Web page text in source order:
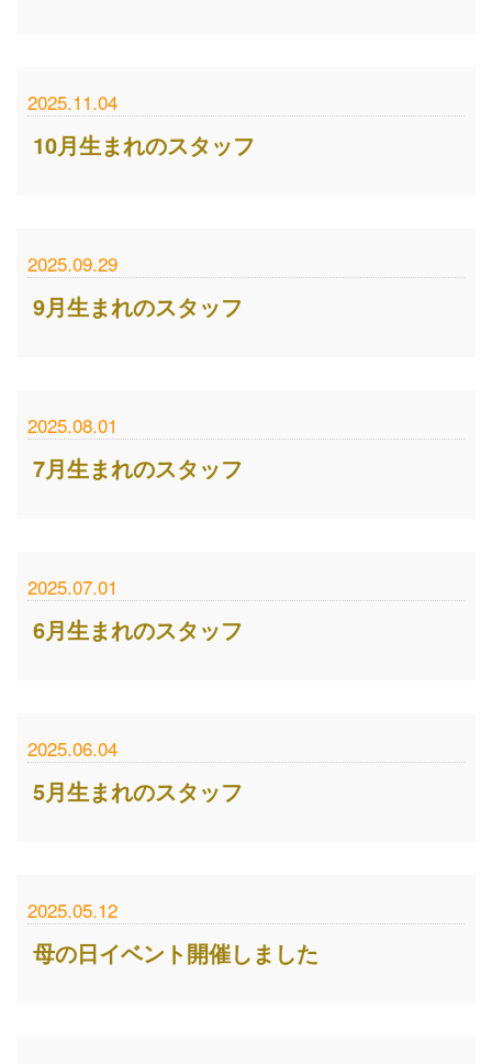
2025.11.04
10月生まれのスタッフ
2025.09.29
9月生まれのスタッフ
2025.08.01
7月生まれのスタッフ
2025.07.01
6月生まれのスタッフ
2025.06.04
5月生まれのスタッフ
2025.05.12
母の日イベント開催しました